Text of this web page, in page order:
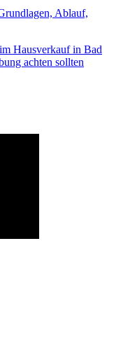
Hausverkauf in Bad
achten sollten